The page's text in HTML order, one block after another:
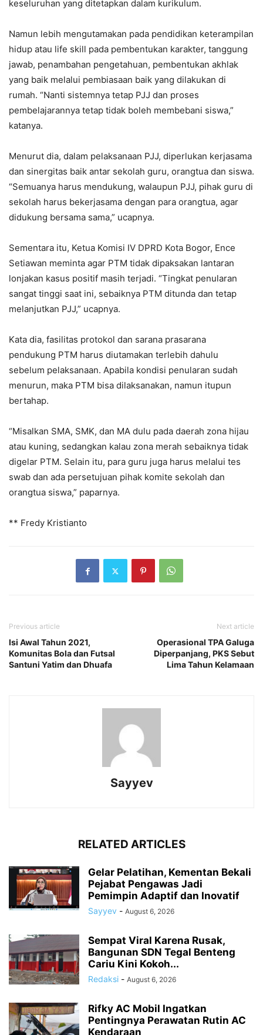
keseluruhan yang ditetapkan dalam kurikulum.
Namun lebih mengutamakan pada pendidikan keterampilan
hidup atau life skill pada pembentukan karakter, tanggung
jawab, penambahan pengetahuan, pembentukan akhlak
yang baik melalui pembiasaan baik yang dilakukan di
rumah. “Nanti sistemnya tetap PJJ dan proses
pembelajarannya tetap tidak boleh membebani siswa,”
katanya.
Menurut dia, dalam pelaksanaan PJJ, diperlukan kerjasama
dan sinergitas baik antar sekolah guru, orangtua dan siswa.
“Semuanya harus mendukung, walaupun PJJ, pihak guru di
sekolah harus bekerjasama dengan para orangtua, agar
didukung bersama sama,” ucapnya.
Sementara itu, Ketua Komisi IV DPRD Kota Bogor, Ence
Setiawan meminta agar PTM tidak dipaksakan lantaran
lonjakan kasus positif masih terjadi. “Tingkat penularan
sangat tinggi saat ini, sebaiknya PTM ditunda dan tetap
melanjutkan PJJ,” ucapnya.
Kata dia, fasilitas protokol dan sarana prasarana
pendukung PTM harus diutamakan terlebih dahulu
sebelum pelaksanaan. Apabila kondisi penularan sudah
menurun, maka PTM bisa dilaksanakan, namun itupun
bertahap.
“Misalkan SMA, SMK, dan MA dulu pada daerah zona hijau
atau kuning, sedangkan kalau zona merah sebaiknya tidak
digelar PTM. Selain itu, para guru juga harus melalui tes
swab dan ada persetujuan pihak komite sekolah dan
orangtua siswa,” paparnya.
** Fredy Kristianto
Previous article
Isi Awal Tahun 2021,
Komunitas Bola dan Futsal
Santuni Yatim dan Dhuafa
Next article
Operasional TPA Galuga
Diperpanjang, PKS Sebut
Lima Tahun Kelamaan
Sayyev
RELATED ARTICLES
Gelar Pelatihan, Kementan Bekali
Pejabat Pengawas Jadi
Pemimpin Adaptif dan Inovatif
Sayyev - August 6, 2026
Sempat Viral Karena Rusak,
Bangunan SDN Tegal Benteng
Cariu Kini Kokoh...
Redaksi - August 6, 2026
Rifky AC Mobil Ingatkan
Pentingnya Perawatan Rutin AC
Kendaraan